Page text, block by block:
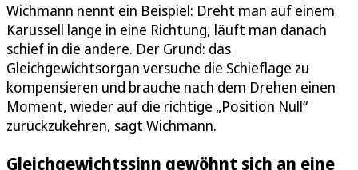
Wichmann nennt ein Beispiel: Dreht man auf einem
Karussell lange in eine Richtung, läuft man danach
schief in die andere. Der Grund: das
Gleichgewichtsorgan versuche die Schieflage zu
kompensieren und brauche nach dem Drehen einen
Moment, wieder auf die richtige „Position Null“
zurückzukehren, sagt Wichmann.
Gleichgewichtssinn gewöhnt sich an eine